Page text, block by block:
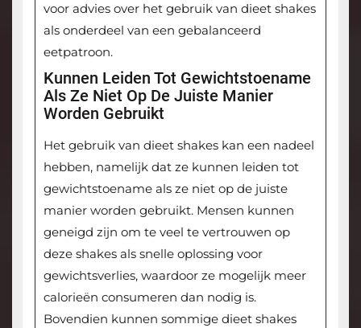
voor advies over het gebruik van dieet shakes
als onderdeel van een gebalanceerd
eetpatroon.
Kunnen Leiden Tot Gewichtstoename
Als Ze Niet Op De Juiste Manier
Worden Gebruikt
Het gebruik van dieet shakes kan een nadeel
hebben, namelijk dat ze kunnen leiden tot
gewichtstoename als ze niet op de juiste
manier worden gebruikt. Mensen kunnen
geneigd zijn om te veel te vertrouwen op
deze shakes als snelle oplossing voor
gewichtsverlies, waardoor ze mogelijk meer
calorieën consumeren dan nodig is.
Bovendien kunnen sommige dieet shakes